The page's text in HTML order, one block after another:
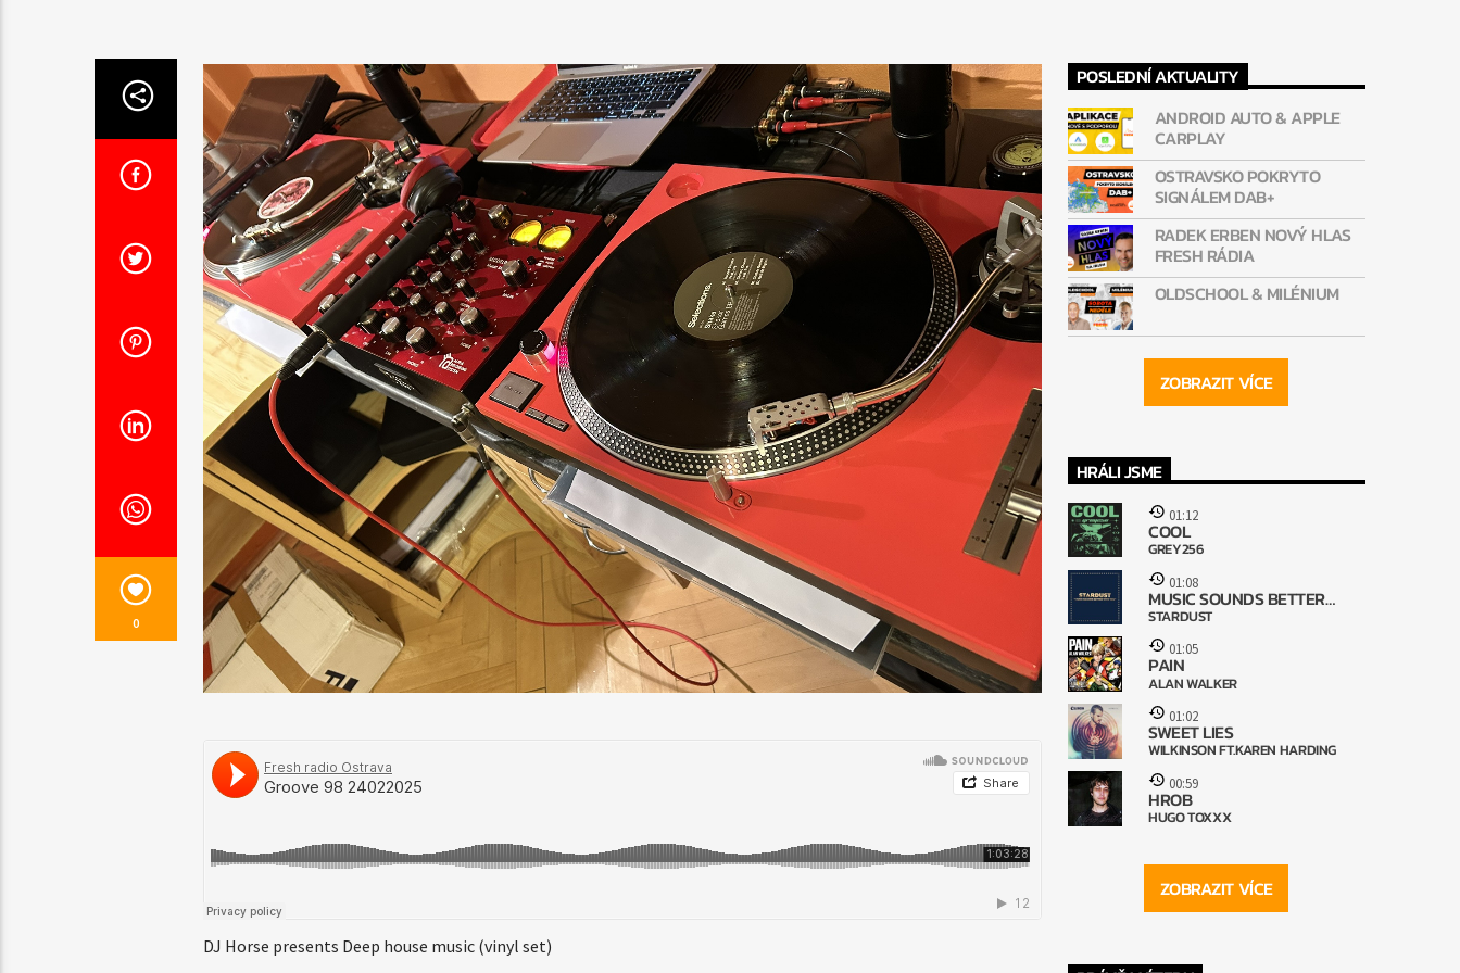
0
DJ Horse presents Deep house music (vinyl set)
POSLEDNÍ AKTUALITY
ANDROID AUTO & APPLE
CARPLAY
OSTRAVSKO POKRYTO
SIGNÁLEM DAB+
RADEK ERBEN NOVÝ HLAS
FRESH RÁDIA
OLDSCHOOL & MILÉNIUM
ZOBRAZIT VÍCE
HRÁLI JSME
01:12
COOL
GREY256
01:08
MUSIC SOUNDS BETTER
WITH YOU
STARDUST
01:05
PAIN
ALAN WALKER
01:02
SWEET LIES
WILKINSON FT.KAREN HARDING
00:59
HROB
HUGO TOXXX
ZOBRAZIT VÍCE